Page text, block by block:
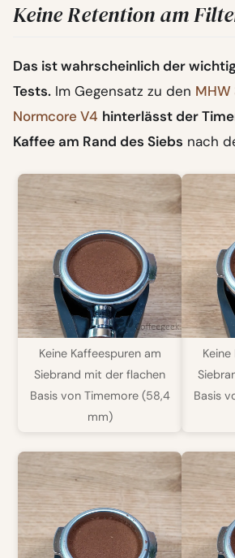
Keine Retention am
Das ist wahrscheinlich der
Tests. Im Gegensatz zu den
Normcore V4 hinterlässt der
Kaffee am Rand des Siebs nach
Keine Kaffeespuren am
Siebrand mit der flachen
Basis von Timemore (58,4
mm)
Basis